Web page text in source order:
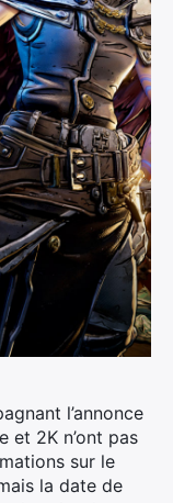
l’annonce
et 2K n’ont pas
sur le
la date de